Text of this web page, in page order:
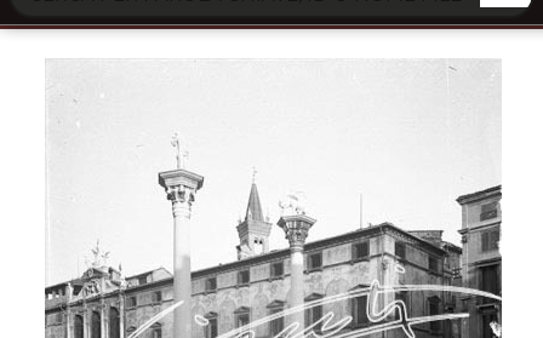
LOGIN